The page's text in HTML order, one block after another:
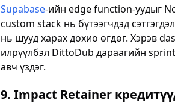
Supabase-ийн edge function-уудыг
custom stack нь бүтээгчдэд
нь шууд харах дохио өгдөг. Хэрэв
илрүүлбэл DittoDub дараагийн
авч үздэг.
9. Impact Retainer